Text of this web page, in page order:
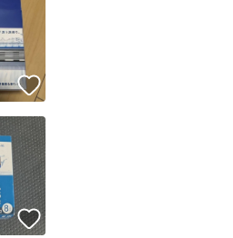
いいね！
いいね！